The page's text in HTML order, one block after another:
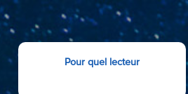
Pour quel lecteur